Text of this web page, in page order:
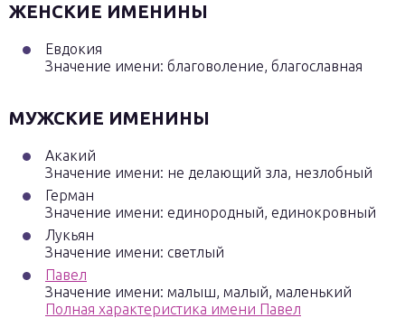
ЖЕНСКИЕ ИМЕНИНЫ
Евдокия
Значение имени: благоволение, благославная
МУЖСКИЕ ИМЕНИНЫ
Акакий
Значение имени: не делающий зла, незлобный
Герман
Значение имени: единородный, единокровный
Лукьян
Значение имени: светлый
Павел
Значение имени: малыш, малый, маленький
Полная характеристика имени Павел